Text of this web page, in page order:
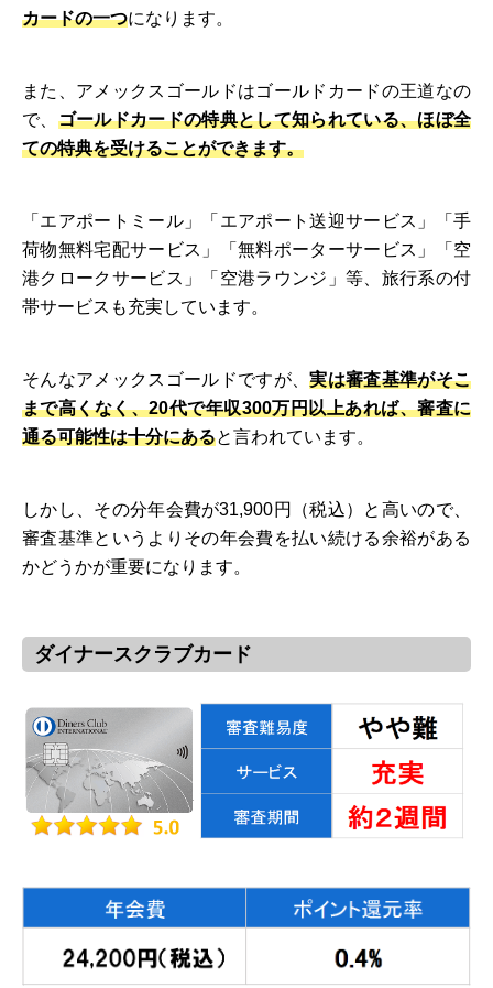
カードの一つになります。
また、アメックスゴールドはゴールドカードの王道なの
で、 ゴールドカードの特典として知られている、ほぼ全
ての特典を受けることができます。
「エアポートミール」「エアポート送迎サービス」「手
荷物無料宅配サービス」「無料ポーターサービス」「空
港クロークサービス」「空港ラウンジ」等、旅行系の付
帯サービスも充実しています。
そんなアメックスゴールドですが、実は審査基準がそこ
まで高くなく、20代で年収300万円以上あれば、審査に
通る可能性は十分にあると言われています。
しかし、その分年会費が31,900円（税込）と高いので、
審査基準というよりその年会費を払い続ける余裕がある
かどうかが重要になります。
ダイナースクラブカード